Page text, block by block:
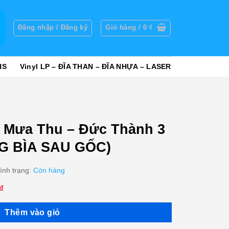
Đăng nhập / Đăng ký Giỏ hàng / 0₫
Vinyl LP – ĐĨA THAN – ĐĨA NHỰA – LASER
Mưa Thu – Đức Thành 3
BÌA SAU GỐC)
trạng: Còn hàng
Giá
hiện
tại
là:
Thêm vào giỏ